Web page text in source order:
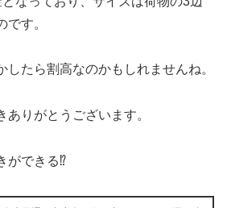
す。
したら割高なのかもしれませんね。
りがとうございます。
ができる⁉